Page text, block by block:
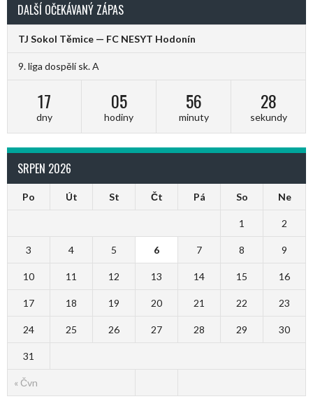
DALŠÍ OČEKÁVANÝ ZÁPAS
TJ Sokol Těmice — FC NESYT Hodonín
9. liga dospělí sk. A
17
dny
05
hodiny
56
minuty
28
sekundy
SRPEN 2026
Po Út St Čt Pá So Ne
« Čvn
1 2
3 4 5 6 7 8 9
10 11 12 13 14 15 16
17 18 19 20 21 22 23
24 25 26 27 28 29 30
31